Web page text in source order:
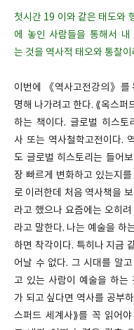
첫시간 19 이와 같은 태도와
에 놓인 사람들을 통해서
는 것을 역사적 태오와 통찰
이번에 《역사고전강의》를
명해 나가려고 한다. ⟪옥스퍼
하는 책이다. 글로벌 히스
사 또는 역사철학고전이다.
도 글로벌 히스토리는 들어
장 빠르게 변화하고 있는지
로 이러한데 처음 역사책을
라고 했으나 요즘에는 오히
라고 말한다. 나는 예술을 하
하면 착각이다. 특히나 지금
어날 수 없다. 그 시대를 알
고 있는 사람이 예술을 하는
가 되고 싶다면 역사를 공부
스퍼드 세계사⟫를 꼭 읽어